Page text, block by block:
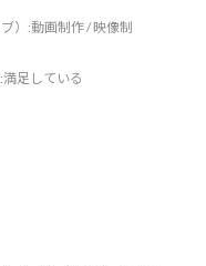
）:動画制作 / 映像制
:満足している